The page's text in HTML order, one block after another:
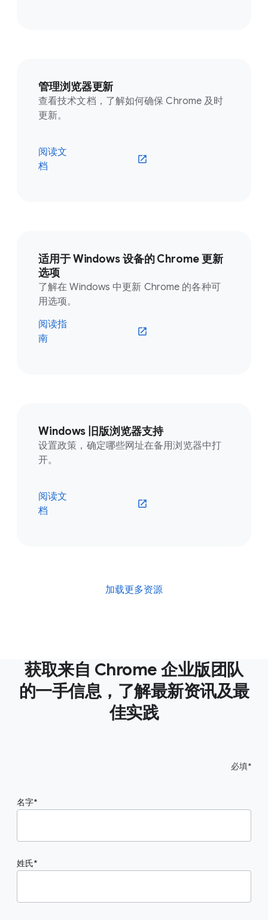
管理浏览器更新
查看技术文档，了解如何确保 Chrome 及时
更新。
阅读文
档
适用于 Windows 设备的 Chrome 更新
选项
了解在 Windows 中更新 Chrome 的各种可
用选项。
阅读指
南
Windows 旧版浏览器支持
设置政策，确定哪些网址在备用浏览器中打
开。
阅读文
档
加载更多资源
获取来自 Chrome 企业版团队
的一手信息，了解最新资讯及最
佳实践
必填*
名字
姓氏